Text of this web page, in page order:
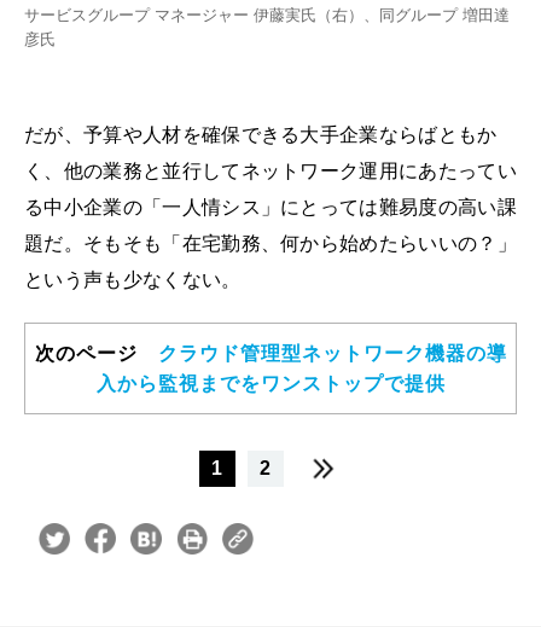
サービスグループ マネージャー 伊藤実氏（右）、同グループ 増田達
彦氏
だが、予算や人材を確保できる大手企業ならばともか
く、他の業務と並行してネットワーク運用にあたってい
る中小企業の「一人情シス」にとっては難易度の高い課
題だ。そもそも「在宅勤務、何から始めたらいいの？」
という声も少なくない。
次のページ クラウド管理型ネットワーク機器の導
入から監視までをワンストップで提供
1 2